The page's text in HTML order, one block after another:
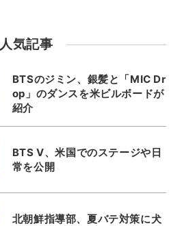
人気記事
BTSのジミン、銀髪と「MIC Dr
op」のダンスを米ビルボードが
紹介
BTS V、米国でのステージや日
常を公開
北朝鮮指導部、夏バテ対策に犬